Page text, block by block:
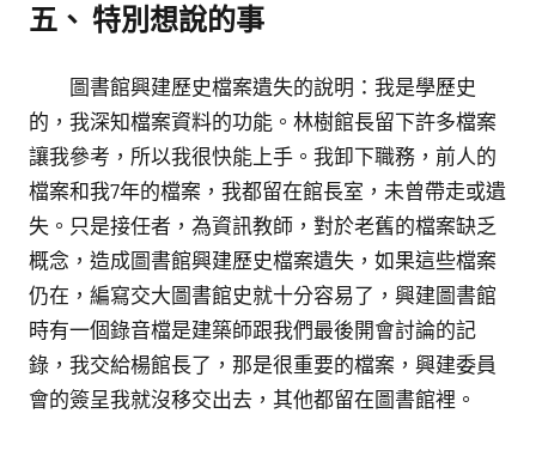
五、 特別想說的事
圖書館興建歷史檔案遺失的說明：我是學歷史
的，我深知檔案資料的功能。林樹館長留下許多檔案
讓我參考，所以我很快能上手。我卸下職務，前人的
檔案和我7年的檔案，我都留在館長室，未曾帶走或遺
失。只是接任者，為資訊教師，對於老舊的檔案缺乏
概念，造成圖書館興建歷史檔案遺失，如果這些檔案
仍在，編寫交大圖書館史就十分容易了，興建圖書館
時有一個錄音檔是建築師跟我們最後開會討論的記
錄，我交給楊館長了，那是很重要的檔案，興建委員
會的簽呈我就沒移交出去，其他都留在圖書館裡。